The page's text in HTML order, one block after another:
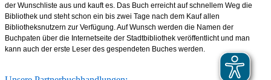
der Wunschliste aus und kauft es. Das Buch erreicht auf schnellem Weg die
Bibliothek und steht schon ein bis zwei Tage nach dem Kauf allen
Bibliotheksnutzern zur Verfügung. Auf Wunsch werden die Namen der
Buchpaten über die Internetseite der Stadtbibliothek veröffentlicht und man
kann auch der erste Leser des gespendeten Buches werden.